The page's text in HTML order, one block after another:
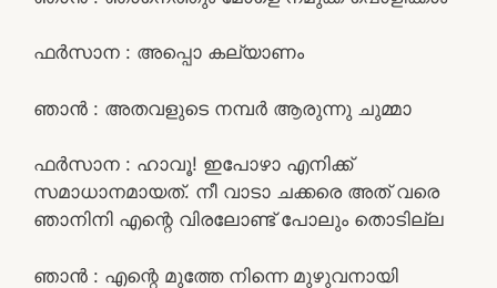
ഫർസാന : അപ്പൊ കല്യാണം
ഞാൻ : അതവളുടെ നമ്പർ ആരുന്നു ചുമ്മാ
ഫർസാന : ഹാവൂ! ഇപോഴാ എനിക്ക്
സമാധാനമായത്. നീ വാടാ ചക്കരെ അത് വരെ
ഞാനിനി എന്റെ വിരലോണ്ട് പോലും തൊടില്ല
ഞാൻ : എന്റെ മുത്തേ നിന്നെ മുഴുവനായി